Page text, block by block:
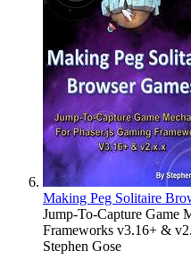
Making Peg Solitaire
Jump-To-Capture Game
Frameworks v3.16+ &
Stephen Gose